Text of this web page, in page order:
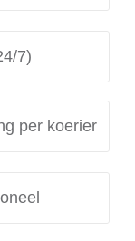
7)
per koerier